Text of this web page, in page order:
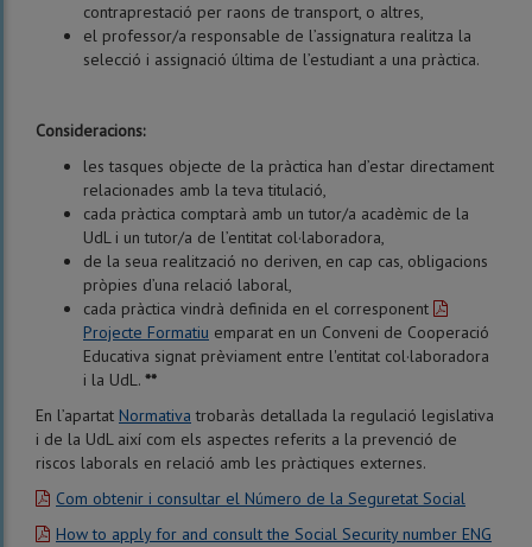
contraprestació per raons de transport, o altres,
el professor/a responsable de l’assignatura realitza la
selecció i assignació última de l’estudiant a una pràctica.
Consideracions:
les tasques objecte de la pràctica han d’estar directament
relacionades amb la teva titulació,
cada pràctica comptarà amb un tutor/a acadèmic de la
UdL i un tutor/a de l’entitat col·laboradora,
de la seua realització no deriven, en cap cas, obligacions
pròpies d’una relació laboral,
cada pràctica vindrà definida en el corresponent
Projecte Formatiu emparat en un Conveni de Cooperació
Educativa signat prèviament entre l'entitat col·laboradora
i la UdL. **
En l’apartat Normativa trobaràs detallada la regulació legislativa
i de la UdL així com els aspectes referits a la prevenció de
riscos laborals en relació amb les pràctiques externes.
Com obtenir i consultar el Número de la Seguretat Social
How to apply for and consult the Social Security number ENG